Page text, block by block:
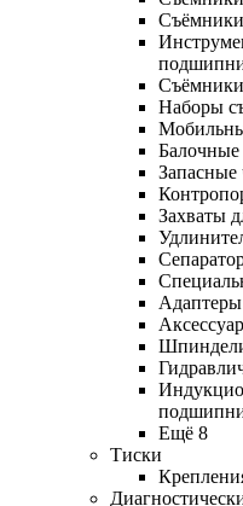
Съёмники
Съёмники
Наборы
Балочные
Запасные
Захваты
Ещё 8
Тиски